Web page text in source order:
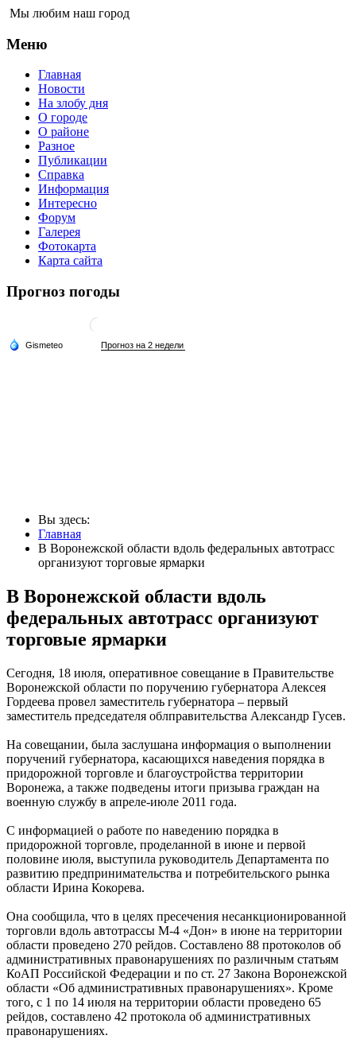
Мы любим наш город
Меню
Главная
Новости
На злобу дня
О городе
О районе
Разное
Публикации
Справка
Информация
Интересно
Форум
Галерея
Фотокарта
Карта сайта
Прогноз погоды
Вы здесь:
Главная
В Воронежской области вдоль федеральных автотрасс
организуют торговые ярмарки
В Воронежской области вдоль
федеральных автотрасс организуют
торговые ярмарки
Сегодня, 18 июля, оперативное совещание в Правительстве
Воронежской области по поручению губернатора Алексея
Гордеева провел заместитель губернатора – первый
заместитель председателя облправительства Александр Гусев.
На совещании, была заслушана информация о выполнении
поручений губернатора, касающихся наведения порядка в
придорожной торговле и благоустройства территории
Воронежа, а также подведены итоги призыва граждан на
военную службу в апреле-июле 2011 года.
С информацией о работе по наведению порядка в
придорожной торговле, проделанной в июне и первой
половине июля, выступила руководитель Департамента по
развитию предпринимательства и потребительского рынка
области Ирина Кокорева.
Она сообщила, что в целях пресечения несанкционированной
торговли вдоль автотрассы М-4 «Дон» в июне на территории
области проведено 270 рейдов. Составлено 88 протоколов об
административных правонарушениях по различным статьям
КоАП Российской Федерации и по ст. 27 Закона Воронежской
области «Об административных правонарушениях». Кроме
того, с 1 по 14 июля на территории области проведено 65
рейдов, составлено 42 протокола об административных
правонарушениях.